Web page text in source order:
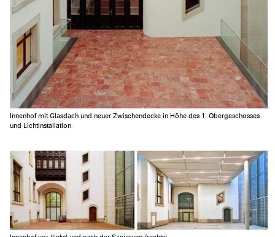
Innenhof mit Glasdach und neuer Zwischendecke in Höhe des 1. Obergeschosses
und Lichtinstallation